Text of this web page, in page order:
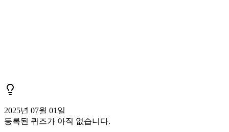
2025년 07월 01일
등록된 퀴즈가 아직 없습니다.